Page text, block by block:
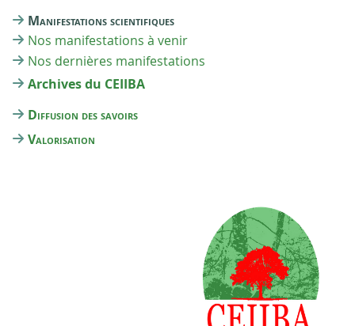
Manifestations scientifiques
Nos manifestations à venir
Nos dernières manifestations
Archives du CEIIBA
Diffusion des savoirs
Valorisation